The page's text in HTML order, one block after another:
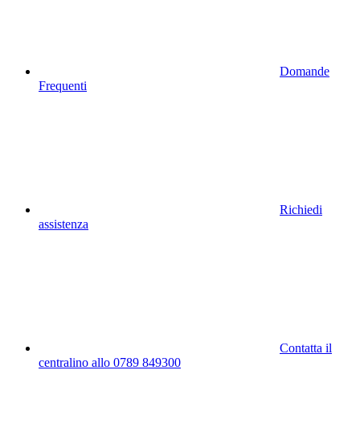
Domande
Frequenti
Richiedi
assistenza
Contatta il
centralino allo 0789 849300